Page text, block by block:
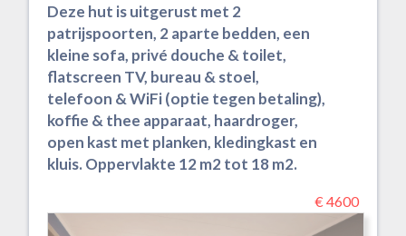
Deze hut is uitgerust met 2
patrijspoorten, 2 aparte bedden, een
kleine sofa, privé douche & toilet,
flatscreen TV, bureau & stoel,
telefoon & WiFi (optie tegen betaling),
koffie & thee apparaat, haardroger,
open kast met planken, kledingkast en
kluis. Oppervlakte 12 m2 tot 18 m2.
€ 4600